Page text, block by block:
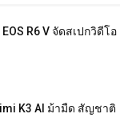
R6 V จัดสเปกวิดีโอ
K3 AI ม้ามืด สัญชาติ